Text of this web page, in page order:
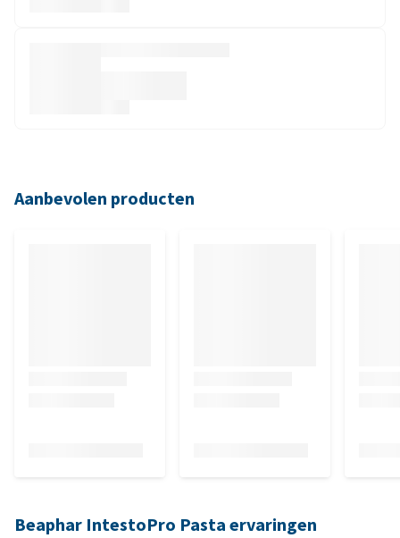
Aanbevolen producten
Beaphar IntestoPro Pasta ervaringen